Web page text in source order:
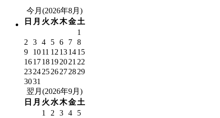
今月(2026年8月)
日 月 火 水木金土
1
2
3 4 5 6 7 8
9
1011 12 131415
161718192021 22
23242526272829
3031
翌月(2026年9月)
日 月 火 水木金土
1
2 3 4
5